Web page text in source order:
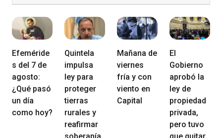
Efeméride
s del 7 de
agosto:
¿Qué pasó
un día
como hoy?
Quintela
impulsa
ley para
proteger
tierras
rurales y
reafirmar
soberanía
Mañana de
viernes
fría y con
viento en
Capital
El
Gobierno
aprobó la
ley de
propiedad
privada,
pero tuvo
que quitar